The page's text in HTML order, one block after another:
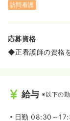
≪女性の活躍推
イベントも想定
す。女性の活躍
テージで、無理
ツクイ『女性の
暇の取得日数11
訪問看護
応募資格
◆正看護師の資格
給与 ※以下の
日勤 08:30～